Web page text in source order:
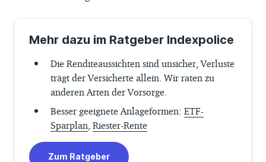
Mehr dazu im Ratgeber Indexpolice
Die Renditeaussichten sind unsicher, Verluste
trägt der Versicherte allein. Wir raten zu
anderen Arten der Vorsorge.
Besser geeignete Anlageformen: ETF-
Sparplan Riester-Rente
Zum Ratgeber